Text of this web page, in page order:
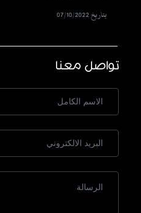
بتاريخ 07/10/2022
تواصل معنا